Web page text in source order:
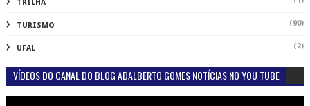
TRILHA
TURISMO (90)
UFAL (2)
VÍDEOS DO CANAL DO BLOG ADALBERTO GOMES NOTÍCIAS NO YOU TUBE